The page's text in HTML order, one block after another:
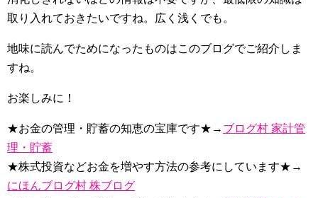
取り入れておきたいですね。広く浅くでも。
地味に読んでためになったものはこのブログでご紹介しま
すね。
お楽しみに！
★お金の管理・貯蓄の知恵の宝庫です★→ ブログ村 家計管
理・貯蓄
★株式投資などお金を増やす方法の参考にしています★→
にほんブログ村 株ブログ